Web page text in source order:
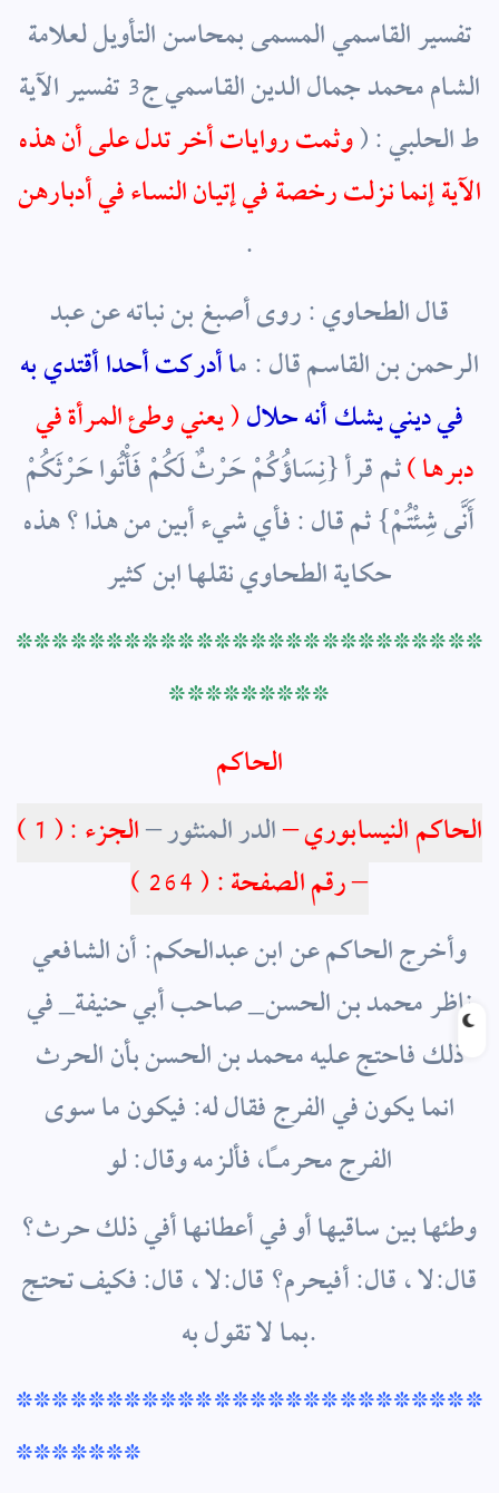
تفسير القاسمي المسمى بمحاسن التأويل لعلامة
الشام محمد جمال الدين القاسمي ج3 تفسير الآية
ط الحلبي : (وثمت روايات أخر تدل على أن هذه
الآية إنما نزلت رخصة في إتيان النساء في أدبارهن
.
قال الطحاوي : روى أصبغ بن نباته عن عبد
الرحمن بن القاسم قال : ما أدركت أحدا أقتدي به
في ديني يشك أنه حلال( يعني وطئ المرأة في
دبرها )ثم قرأ {نِسَاؤُكُمْ حَرْثٌ لَكُمْ فَأْتُوا حَرْثَكُمْ
أَنَّى شِئْتُمْ} ثم قال : فأي شيء أبين من هذا ؟ هذه
حكاية الطحاوي نقلها ابن كثير
**************************
*********
الحاكم
الحاكم النيسابوري –الدر المنثور –
الجزء : ( 1 )
– رقم الصفحة : ( 264 )
وأخرج الحاكم عن ابن عبدالحكم: أن الشافعي
ناظر محمد بن الحسن_ صاحب أبي حنيفة_ في
ذلك فاحتج عليه محمد بن الحسن بأن الحرث
انما يكون في الفرج فقال له: فيكون ما سوى
الفرج محرماً، فألزمه وقال: لو
وطئها بين ساقيها أو في أعطانها أفي ذلك حرث؟
قال:لا ، قال: أفيحرم؟ قال:لا ، قال: فكيف تحتج
بما لا تقول به.
**************************
*******